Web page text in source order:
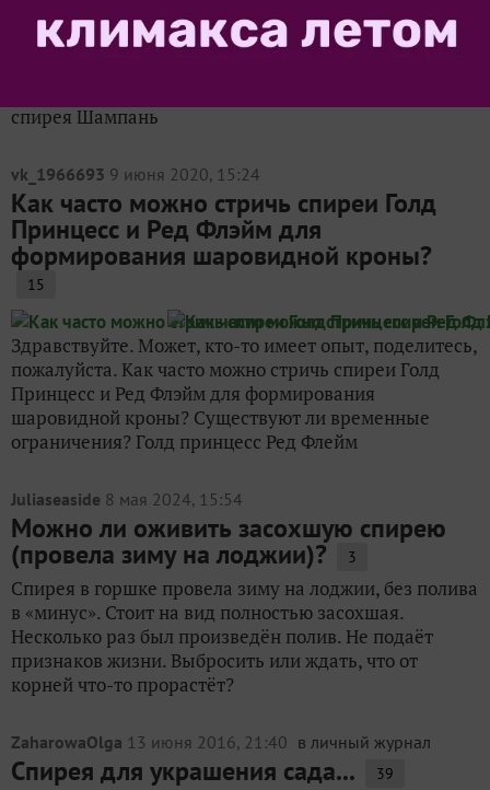
Скажите, что с моей спиреей? Листья стали бордового
спирея Шампань
vk_1966693 9 июня 2020, 15:24
Как часто можно стричь спиреи Голд
Принцесс и Ред Флэйм для
формирования шаровидной кроны?
15
Здравствуйте. Может, кто-то имеет опыт, поделитесь,
пожалуйста. Как часто можно стричь спиреи Голд
Принцесс и Ред Флэйм для формирования
шаровидной кроны? Существуют ли временные
ограничения? Голд принцесс Ред Флейм
Juliaseaside 8 мая 2024, 15:54
Можно ли оживить засохшую спирею
(провела зиму на лоджии)? 3
Спирея в горшке провела зиму на лоджии, без полива
в «минус». Стоит на вид полностью засохшая.
Несколько раз был произведён полив. Не подаёт
признаков жизни. Выбросить или ждать, что от
корней что-то прорастëт?
ZaharowaOlga 13 июня 2016, 21:40 в личный журнал
Спирея для украшения сада... 39